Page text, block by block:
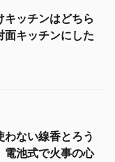
ッチンはどちら
キッチンにした
わない線香とろう
電池式で火事の心